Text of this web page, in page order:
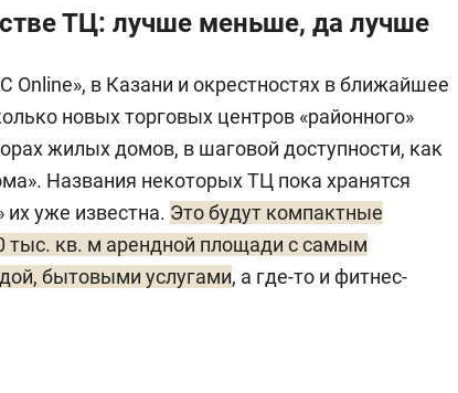
ТЦ: лучше меньше, да лучше
Online», в Казани и окрестностях в ближайшее
новых торговых центров «районного»
жилых домов, в шаговой доступности, как
Названия некоторых ТЦ пока хранятся
их уже известна. Это будут компактные
кв. м арендной площади с самым
бытовыми услугами, а где-то и фитнес-